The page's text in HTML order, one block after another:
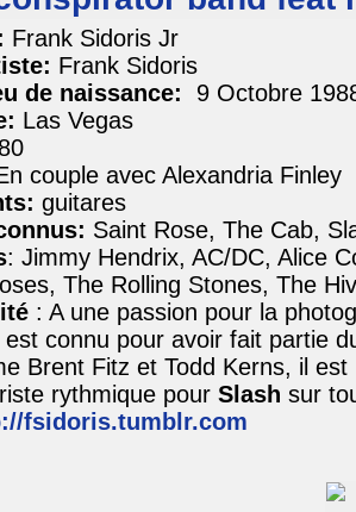
Frank Sidoris Jr
Frank Sidoris
de naissance: 9 Octobre
Las Vegas
couple avec Alexandria Finley
guitares
Saint Rose, The Cab,
: Jimmy Hendrix, AC/DC, Alice
The Rolling Stones, The
: A une passion pour la
est connu pour avoir fait partie
Brent Fitz et Todd Kerns, il
rythmique pour Slash sur
fsidoris.tumblr.com